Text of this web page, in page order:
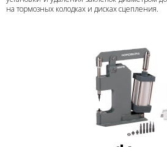
на тормозных колодках и дисках сцепления.